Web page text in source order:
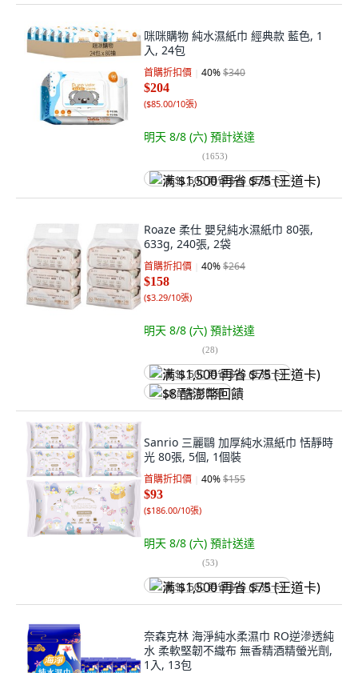
咪咪購物 純水濕紙巾 經典款 藍色, 1
入, 24包
首購折扣價 40%$340
$204
($85.00/10張)
明天 8/8 (六) 預計送達
(1653)
满 $1,500 再省 $75 (王道卡)
Roaze 柔仕 嬰兒純水濕紙巾 80張,
633g, 240張, 2袋
首購折扣價 40%$264
$158
($3.29/10張)
明天 8/8 (六) 預計送達
(28)
满 $1,500 再省 $75 (王道卡)
$8 酷澎幣回饋
Sanrio 三麗鷗 加厚純水濕紙巾 恬靜時
光 80張, 5個, 1個裝
首購折扣價 40%$155
$93
($186.00/10張)
明天 8/8 (六) 預計送達
(53)
满 $1,500 再省 $75 (王道卡)
奈森克林 海淨純水柔濕巾 RO逆滲透純
水 柔軟堅韌不織布 無香精酒精螢光劑,
1入, 13包